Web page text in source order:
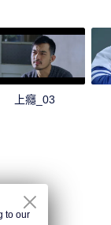
上癮_03
to our